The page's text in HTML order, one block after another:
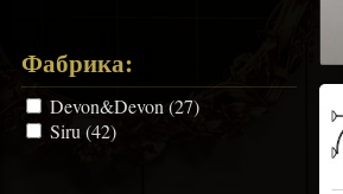
Фабрика:
Devon&Devon (27)
Siru (42)